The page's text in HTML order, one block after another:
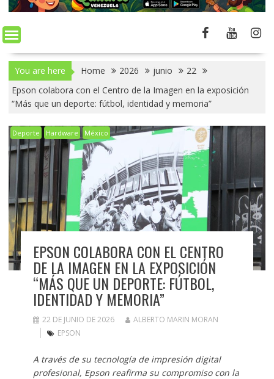
You are here Home 2026 junio
22
Epson colabora con el Centro de la Imagen en la exposición
“Más que un deporte: fútbol, identidad y memoria”
Deporte Hardware México
EPSON COLABORA CON EL CENTRO
DE LA IMAGEN EN LA EXPOSICIÓN
“MÁS QUE UN DEPORTE: FÚTBOL,
IDENTIDAD Y MEMORIA”
22 DE JUNIO DE 2026
ALBERTO MARIN MORAN
EPSON
A través de su tecnología de impresión digital
profesional, Epson reafirma su compromiso con la